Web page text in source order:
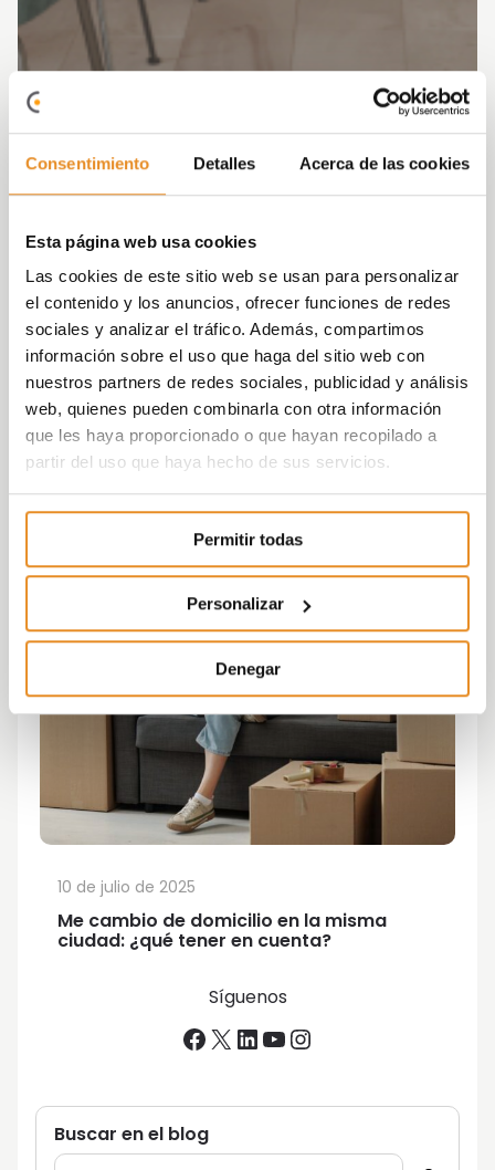
Consentimiento Detalles Acerca de las cookies
Esta página web usa cookies
Las cookies de este sitio web se usan para personalizar
el contenido y los anuncios, ofrecer funciones de redes
sociales y analizar el tráfico. Además, compartimos
información sobre el uso que haga del sitio web con
nuestros partners de redes sociales, publicidad y análisis
web, quienes pueden combinarla con otra información
que les haya proporcionado o que hayan recopilado a
partir del uso que haya hecho de sus servicios.
Permitir todas
Personalizar
Denegar
Me cambio de domicilio en la misma
ciudad: ¿qué tener en cuenta?
10 de julio de 2025
Síguenos
Facebook
X LinkedIn
YouTube
Instagram
Buscar en el blog